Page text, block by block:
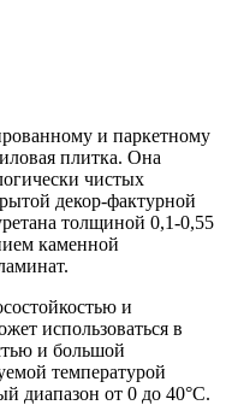
и паркетному
плитка. Она
чистых
декор-фактурной
толщиной 0,1-0,55
каменной
и
использоваться в
и большой
температурой
диапазон от 0 до 40°С.